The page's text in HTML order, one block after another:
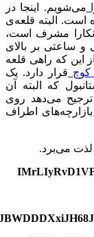
می‌شویم. اینجا در
است. البته قلعه‌ی
مشرف است،
و ساعتی بر بالای
این که راهی قلعه
قرار دارد. یک
که البته آن
می‌دهد روی
اطراف
لذت می‌برد.